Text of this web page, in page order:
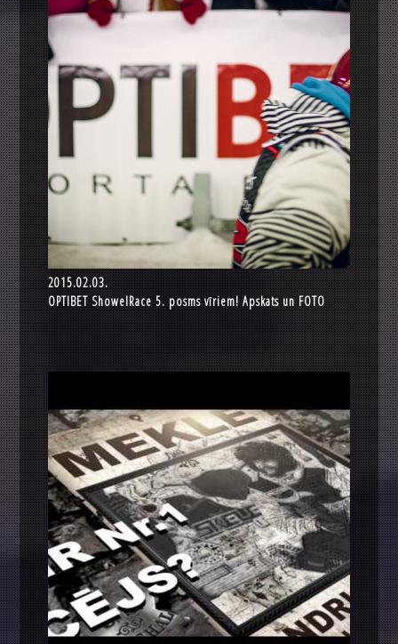
2015.02.03.
OPTIBET ShowelRace 5. posms vīriem! Apskats un FOTO